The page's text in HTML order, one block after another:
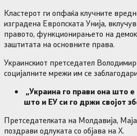
Кластерот ги опфаќа клучните
изградена Европската Унија,
правото, функционирањето на
заштитата на основните права.
Украинскиот претседател
социјалните мрежи им се
„Украина го прави она што
што и ЕУ си го држи својот
Претседателката на Молдавија,
поздрави одлуката со објава на Х.